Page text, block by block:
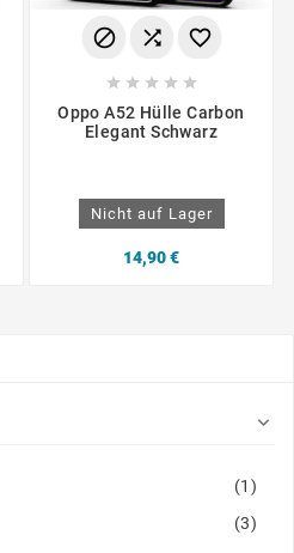
  
    
Oppo A52 Hülle Carbon
Elegant Schwarz
Nicht auf Lager
14,90 €

(1)
(3)